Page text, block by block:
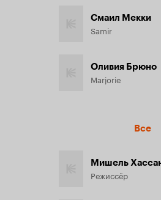
Смаил Мекки
Samir
Оливия Брюно
Marjorie
Все
Мишель
Режиссёр